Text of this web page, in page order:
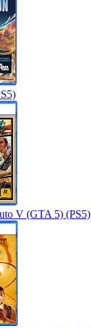
V (GTA 5) (PS5)